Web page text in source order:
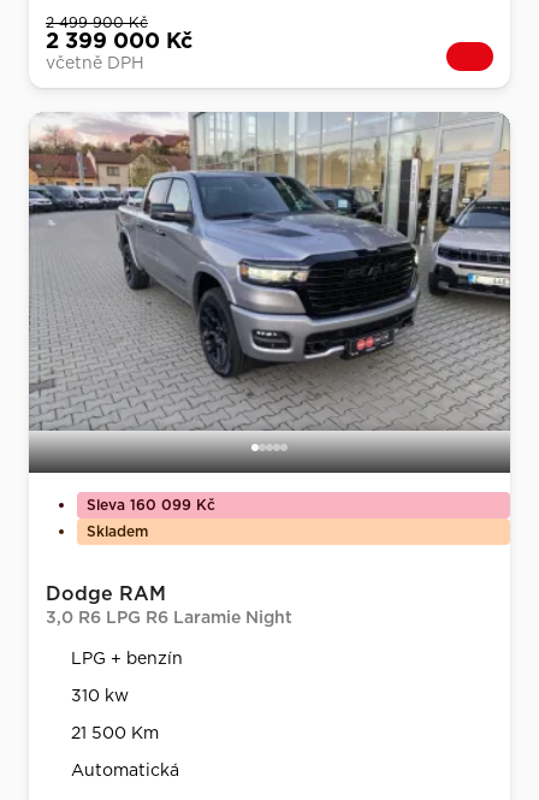
2 499 900 Kč
2 399 000 Kč
včetně DPH
Sleva 160 099 Kč
Skladem
Dodge RAM
3,0 R6 LPG R6 Laramie Night
LPG + benzín
310 kw
21 500 Km
Automatická